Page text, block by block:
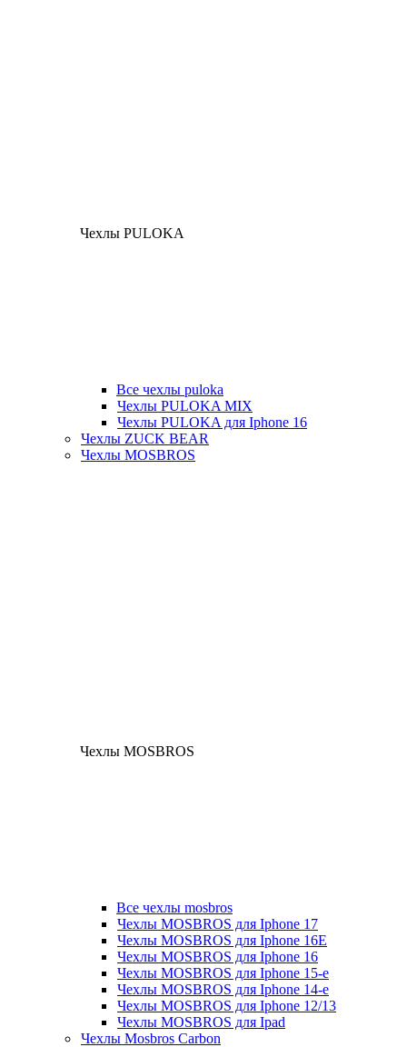
Чехлы PULOKA
Все чехлы puloka
Чехлы PULOKA MIX
Чехлы PULOKA для Iphone 16
Чехлы ZUCK BEAR
Чехлы MOSBROS
Чехлы MOSBROS
Все чехлы mosbros
Чехлы MOSBROS для Iphone 17
Чехлы MOSBROS для Iphone 16E
Чехлы MOSBROS для Iphone 16
Чехлы MOSBROS для Iphone 15-е
Чехлы MOSBROS для Iphone 14-е
Чехлы MOSBROS для Iphone 12/13
Чехлы MOSBROS для Ipad
Чехлы Mosbros Carbon